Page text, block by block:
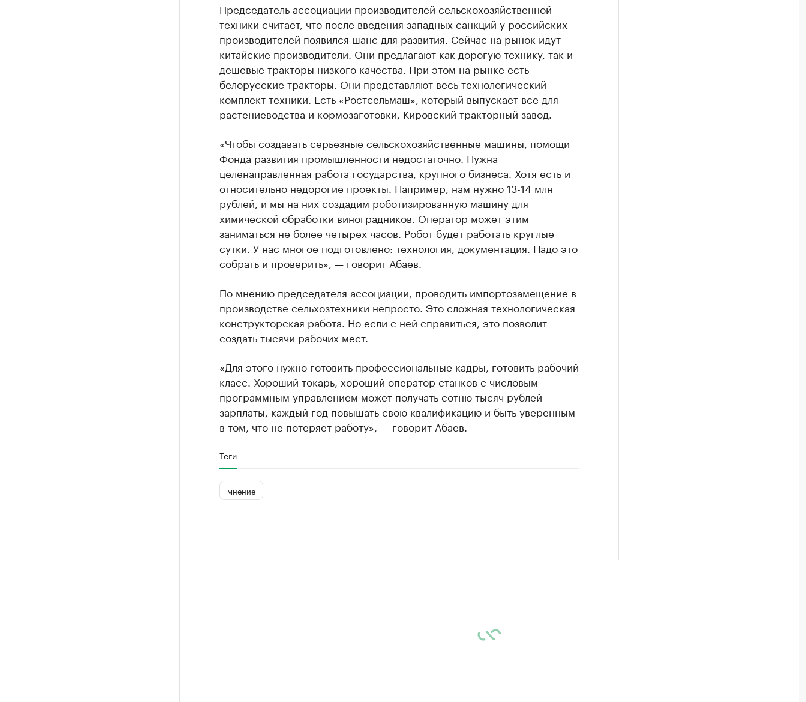
Председатель ассоциации производителей сельскохозяйственной
техники считает, что после введения западных санкций у российских
производителей появился шанс для развития. Сейчас на рынок идут
китайские производители. Они предлагают как дорогую технику, так и
дешевые тракторы низкого качества. При этом на рынке есть
белорусские тракторы. Они представляют весь технологический
комплект техники. Есть «Ростсельмаш», который выпускает все для
растениеводства и кормозаготовки, Кировский тракторный завод.
«Чтобы создавать серьезные сельскохозяйственные машины, помощи
Фонда развития промышленности недостаточно. Нужна
целенаправленная работа государства, крупного бизнеса. Хотя есть и
относительно недорогие проекты. Например, нам нужно 13-14 млн
рублей, и мы на них создадим роботизированную машину для
химической обработки виноградников. Оператор может этим
заниматься не более четырех часов. Робот будет работать круглые
сутки. У нас многое подготовлено: технология, документация. Надо это
собрать и проверить», — говорит Абаев.
По мнению председателя ассоциации, проводить импортозамещение в
производстве сельхозтехники непросто. Это сложная технологическая
конструкторская работа. Но если с ней справиться, это позволит
создать тысячи рабочих мест.
«Для этого нужно готовить профессиональные кадры, готовить рабочий
класс. Хороший токарь, хороший оператор станков с числовым
программным управлением может получать сотню тысяч рублей
зарплаты, каждый год повышать свою квалификацию и быть уверенным
в том, что не потеряет работу», — говорит Абаев.
Теги
мнение